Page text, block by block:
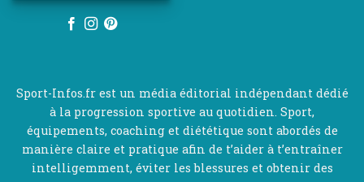
Sport-Infos.fr est un média éditorial indépendant dédié
à la progression sportive au quotidien. Sport,
équipements, coaching et diététique sont abordés de
manière claire et pratique afin de t’aider à t’entraîner
intelligemment, éviter les blessures et obtenir des